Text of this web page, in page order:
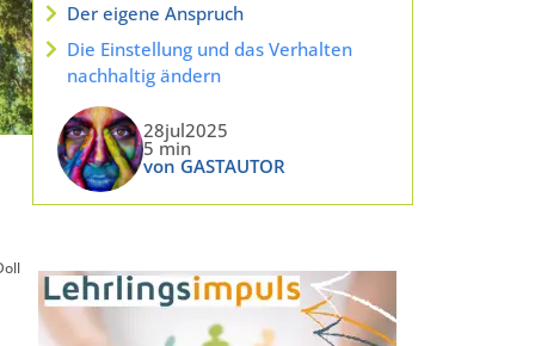
Der eigene Anspruch
Die Einstellung und das Verhalten
nachhaltig ändern
28jul2025
5 min
von GASTAUTOR